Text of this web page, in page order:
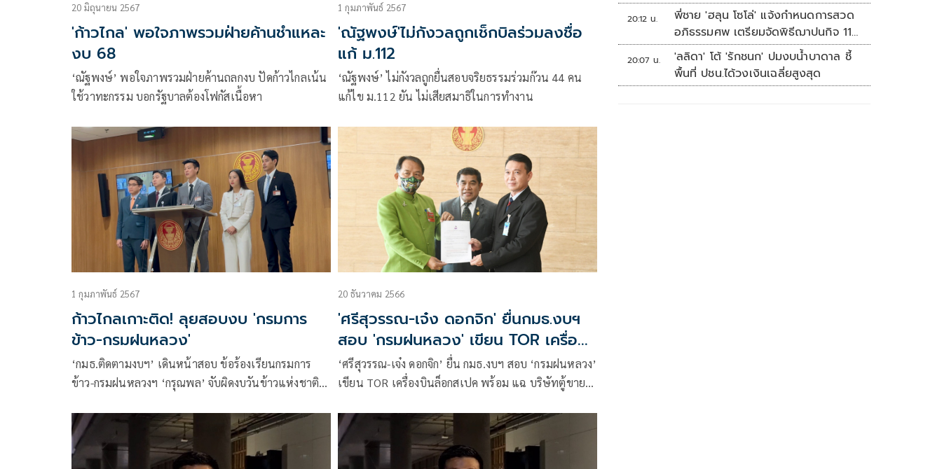
20 มิถุนายน 2567
'ก้าวไกล' พอใจภาพรวมฝ่ายค้านชำแหละ
งบ 68
‘ณัฐพงษ์’ พอใจภาพรวมฝ่ายค้านถลกงบ ปัดก้าวไกลเน้น
ใช้วาทะกรรม บอกรัฐบาลต้องโฟกัสเนื้อหา
1 กุมภาพันธ์ 2567
'ณัฐพงษ์'ไม่กังวลถูกเช็กบิลร่วมลงชื่อ
แก้ ม.112
‘ณัฐพงษ์’ ไม่กังวลถูกยื่นสอบจริยธรรมร่วมก๊วน 44 คน
แก้ไข ม.112 ยัน ไม่เสียสมาธิในการทำงาน
1 กุมภาพันธ์ 2567
ก้าวไกลเกาะติด! ลุยสอบงบ 'กรมการ
ข้าว-กรมฝนหลวง'
‘กมธ.ติดตามงบฯ’ เดินหน้าสอบ ข้อร้องเรียนกรมการ
ข้าว-กรมฝนหลวงฯ ‘กรุณพล’ จับผิดงบวันข้าวแห่งชาติ
มีล็อกสเปกเครื่องบิน 2 ลำมูลค่าพันกว่าล้าน
20 ธันวาคม 2566
'ศรีสุวรรณ-เจ๋ง ดอกจิก' ยื่นกมธ.งบฯ
สอบ 'กรมฝนหลวง' เขียน TOR เครื่อง
บินล็อกสเปก
‘ศรีสุวรรณ-เจ๋ง ดอกจิก’ ยื่น กมธ.งบฯ สอบ ‘กรมฝนหลวง’
เขียน TOR เครื่องบินล็อกสเปค พร้อม แฉ บริษัทตู้ขาย
ข้าวด้วย
20:12 น.
พี่ชาย 'ฮลุน โซโล่' แจ้งกำหนดการสวด
อภิธรรมศพ เตรียมจัดพิธีฌาปนกิจ 11
ส.ค.
20:07 น.
'ลลิดา' โต้ 'รักชนก' ปมงบน้ำบาดาล ชี้
พื้นที่ ปชน.ได้วงเงินเฉลี่ยสูงสุด